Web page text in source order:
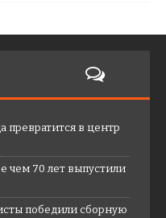
превратится в центр
чем 70 лет выпустили
победили сборную